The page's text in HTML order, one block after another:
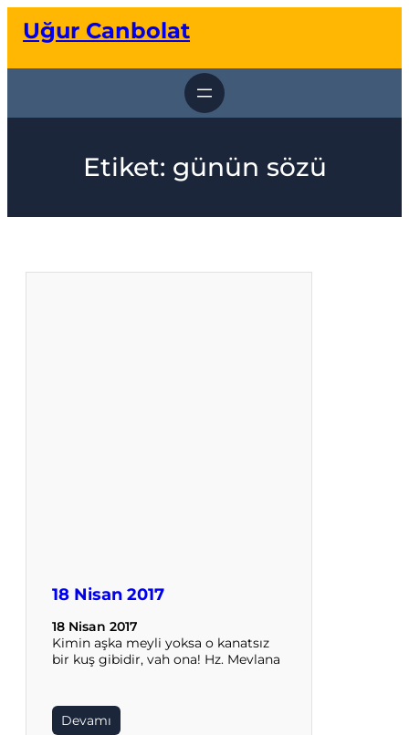
geçUğur Canbolat
Etiket: günün sözü
18 Nisan 2017
18 Nisan 2017
Kimin aşka meyli yoksa o kanatsız
bir kuş gibidir, vah ona! Hz. Mevlana
Devamı